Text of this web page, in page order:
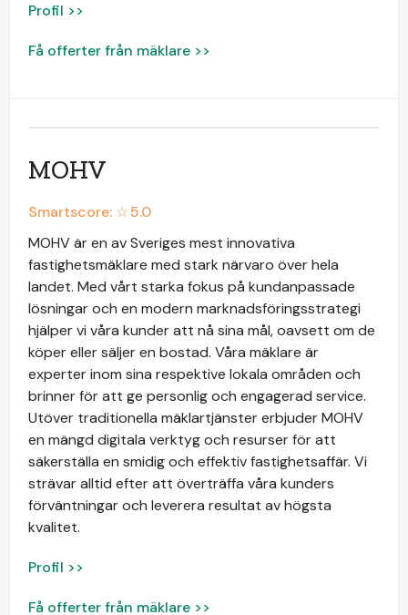
Profil >>
Få offerter från mäklare >>
MOHV
Smartscore: ☆5.0
MOHV är en av Sveriges mest innovativa
fastighetsmäklare med stark närvaro över hela
landet. Med vårt starka fokus på kundanpassade
lösningar och en modern marknadsföringsstrategi
hjälper vi våra kunder att nå sina mål, oavsett om de
köper eller säljer en bostad. Våra mäklare är
experter inom sina respektive lokala områden och
brinner för att ge personlig och engagerad service.
Utöver traditionella mäklartjänster erbjuder MOHV
en mängd digitala verktyg och resurser för att
säkerställa en smidig och effektiv fastighetsaffär. Vi
strävar alltid efter att överträffa våra kunders
förväntningar och leverera resultat av högsta
kvalitet.
Profil >>
Få offerter från mäklare >>